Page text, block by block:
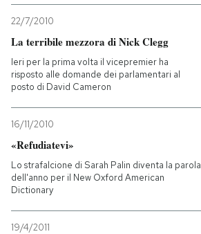
22/7/2010
La terribile mezzora di Nick Clegg
Ieri per la prima volta il vicepremier ha
risposto alle domande dei parlamentari al
posto di David Cameron
16/11/2010
«Refudiatevi»
Lo strafalcione di Sarah Palin diventa la parola
dell'anno per il New Oxford American
Dictionary
19/4/2011